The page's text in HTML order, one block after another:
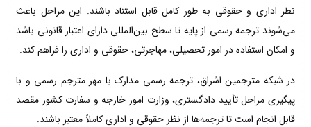
نظر اداری و حقوقی به طور کامل قابل استناد باشند. این مراحل باعث
می‌شوند ترجمه رسمی از پایه تا سطح بین‌المللی دارای اعتبار قانونی باشد
و امکان استفاده در امور تحصیلی، مهاجرتی، حقوقی و اداری را فراهم کند.
در شبکه مترجمین اشراق، ترجمه رسمی مدارک با مهر مترجم رسمی و با
پیگیری مراحل تأیید دادگستری، وزارت امور خارجه و سفارت کشور مقصد
قابل انجام است تا ترجمه‌ها از نظر حقوقی و اداری کاملاً معتبر باشند.